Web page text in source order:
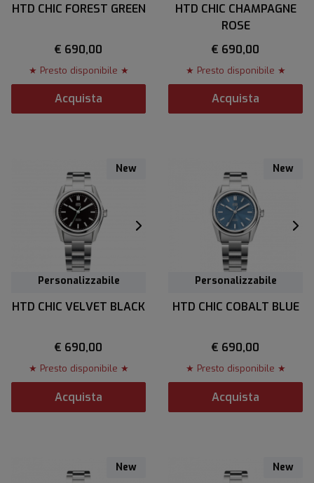
HTD CHIC FOREST GREEN
€ 690,00
★ Presto disponibile ★
Acquista
HTD CHIC CHAMPAGNE
ROSE
€ 690,00
★ Presto disponibile ★
Acquista
Personalizzabile
New
HTD CHIC VELVET BLACK
€ 690,00
★ Presto disponibile ★
Acquista
Personalizzabile
New
HTD CHIC COBALT BLUE
€ 690,00
★ Presto disponibile ★
Acquista
New New